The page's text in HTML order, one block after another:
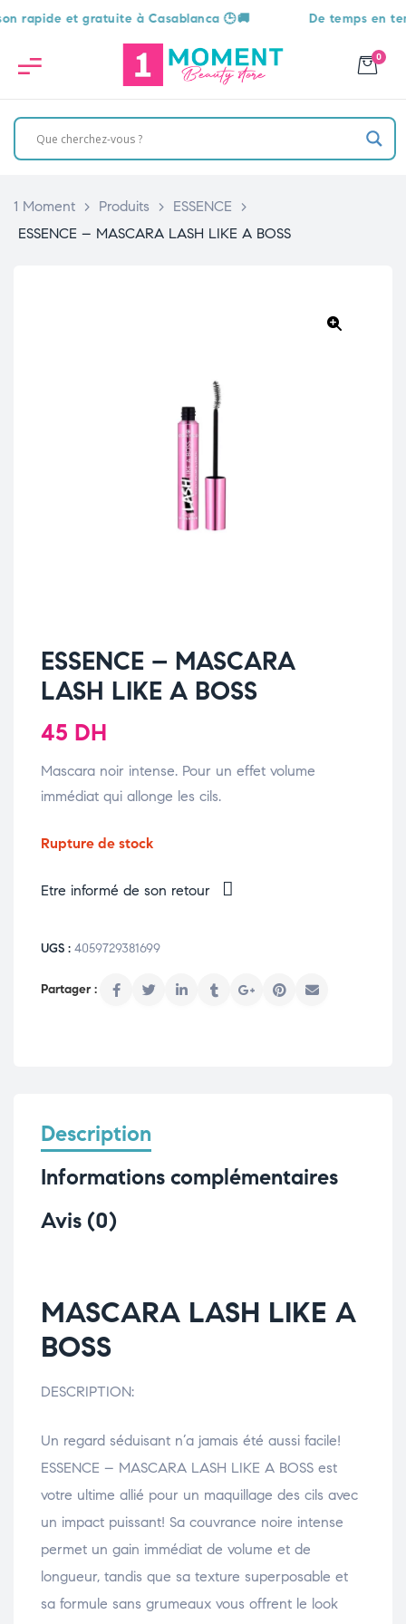
et gratuite à Casablanca 🕒🚚 De temps en
0
1 Moment > Produits > ESSENCE
>
ESSENCE – MASCARA LASH LIKE A BOSS
ESSENCE – MASCARA
LASH LIKE A BOSS
45 DH
Mascara noir intense. Pour un effet volume
immédiat qui allonge les cils.
Rupture de stock
Etre informé de son retour
UGS : 4059729381699
Description
Informations complémentaires
Avis (0)
MASCARA LASH LIKE A
BOSS
DESCRIPTION:
Un regard séduisant n’a jamais été aussi facile!
ESSENCE – MASCARA LASH LIKE A BOSS est
votre ultime allié pour un maquillage des cils avec
un impact puissant! Sa couvrance noire intense
permet un gain immédiat de volume et de
longueur, tandis que sa texture superposable et
sa formule sans grumeaux vous offrent le look